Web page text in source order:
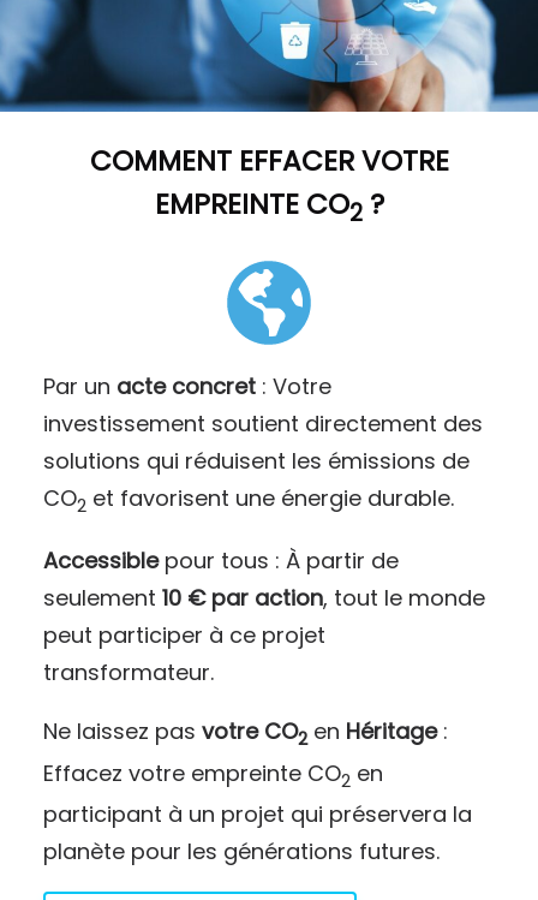
COMMENT EFFACER VOTRE
EMPREINTE CO2?
Par un acte concret: Votre
investissement soutient directement des
solutions qui réduisent les émissions de
CO2 et favorisent une énergie durable.
Accessiblepour tous : À partir de
seulement 10 € par action, tout le monde
peut participer à ce projet
transformateur.
Ne laissez pas votre CO2en Héritage:
Effacez votre empreinte CO2 en
participant à un projet qui préservera la
planète pour les générations futures.